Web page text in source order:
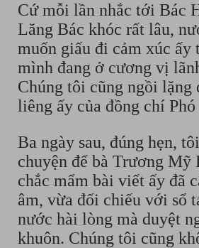
Cứ mỗi lần nhắc tới Bác
Lăng Bác khóc rất lâu,
muốn giấu đi cảm xúc ấy
mình đang ở cương vị
Chúng tôi cũng ngồi
liêng ấy của đồng chí
Ba ngày sau, đúng hẹn,
chuyện để bà Trương
chắc mẩm bài viết ấy đã
âm, vừa đối chiếu với sổ
nước hài lòng mà duyệt
khuôn. Chúng tôi cũng